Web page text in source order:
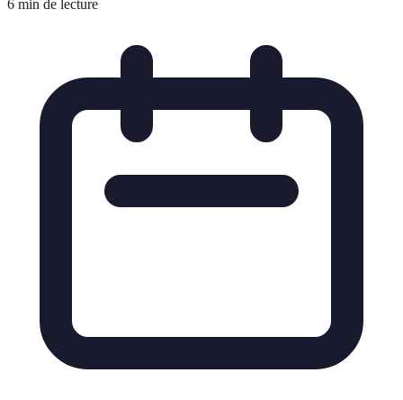
6 min de lecture